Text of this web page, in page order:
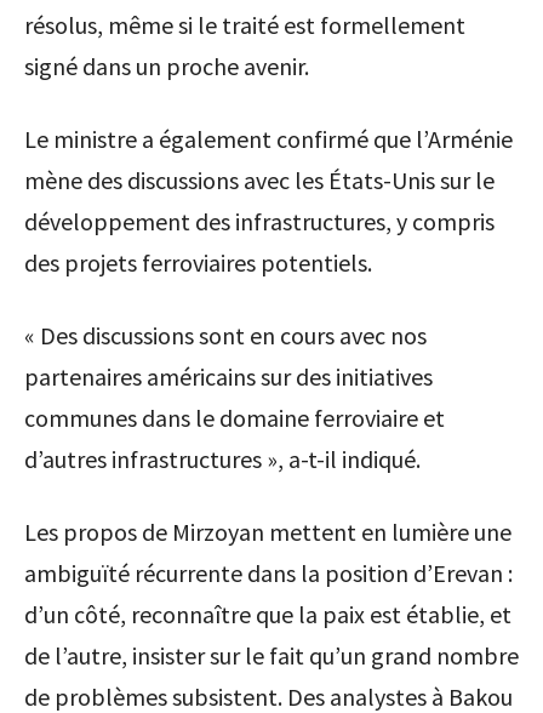
résolus, même si le traité est formellement
signé dans un proche avenir.
Le ministre a également confirmé que l’Arménie
mène des discussions avec les États-Unis sur le
développement des infrastructures, y compris
des projets ferroviaires potentiels.
« Des discussions sont en cours avec nos
partenaires américains sur des initiatives
communes dans le domaine ferroviaire et
d’autres infrastructures », a-t-il indiqué.
Les propos de Mirzoyan mettent en lumière une
ambiguïté récurrente dans la position d’Erevan :
d’un côté, reconnaître que la paix est établie, et
de l’autre, insister sur le fait qu’un grand nombre
de problèmes subsistent. Des analystes à Bakou